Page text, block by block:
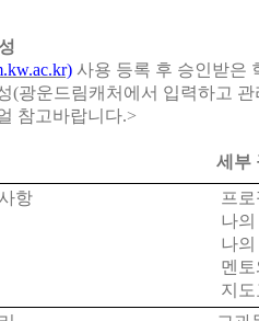
사용 등록 후 승인받은
(광운드림캐처에서 입력하고
참고바랍니다.>
세부
항
프
나의
나의
멘
지